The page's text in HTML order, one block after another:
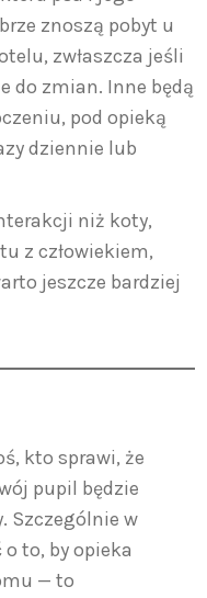
znoszą pobyt u
zwłaszcza jeśli
do zmian. Inne będą
pod opieką
dziennie lub
niż koty,
z człowiekiem,
jeszcze bardziej
kto sprawi, że
pupil będzie
Szczególnie w
to, by opieka
— to